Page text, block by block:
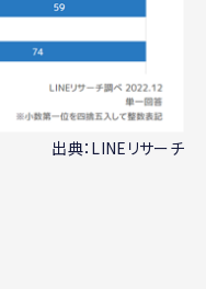
出典：LINEリサーチ